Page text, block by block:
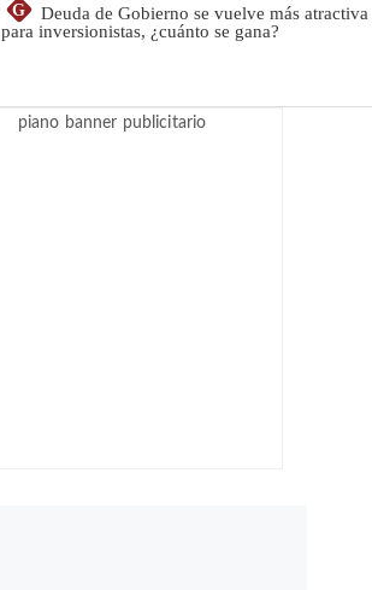
G
Deuda de Gobierno se vuelve más atractiva
para inversionistas, ¿cuánto se gana?